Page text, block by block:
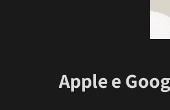
Apple e